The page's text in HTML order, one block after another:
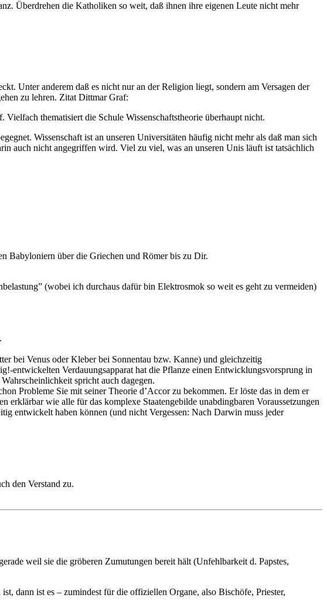
Überdrehen die Katholiken so weit, daß ihnen ihre eigenen Leute nicht mehr
Unter anderem daß es nicht nur an der Religion liegt, sondern am Versagen der
zu lehren. Zitat Dittmar Graf:
thematisiert die Schule Wissenschaftstheorie überhaupt nicht.
Wissenschaft ist an unseren Universitäten häufig nicht mehr als daß man sich
auch nicht angegriffen wird. Viel zu viel, was an unseren Unis läuft ist tatsächlich
Babyloniern über die Griechen und Römer bis zu Dir.
(wobei ich durchaus dafür bin Elektrosmok so weit es geht zu vermeiden)
bei Venus oder Kleber bei Sonnentau bzw. Kanne) und gleichzeitig
entwickelten Verdauungsapparat hat die Pflanze einen Entwicklungsvorsprung in
spricht auch dagegen.
Probleme Sie mit seiner Theorie d’Accor zu bekommen. Er löste das in dem er
erklärbar wie alle für das komplexe Staatengebilde unabdingbaren Voraussetzungen
entwickelt haben können (und nicht Vergessen: Nach Darwin muss jeder
den Verstand zu.
weil sie die gröberen Zumutungen bereit hält (Unfehlbarkeit d. Papstes,
dann ist es – zumindest für die offiziellen Organe, also Bischöfe, Priester,